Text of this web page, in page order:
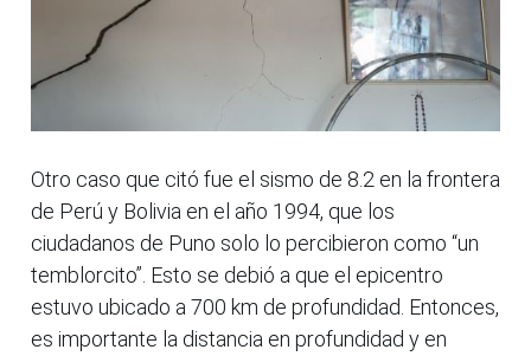
Otro caso que citó fue el sismo de 8.2 en la frontera
de Perú y Bolivia en el año 1994, que los
ciudadanos de Puno solo lo percibieron como “un
temblorcito”. Esto se debió a que el epicentro
estuvo ubicado a 700 km de profundidad. Entonces,
es importante la distancia en profundidad y en